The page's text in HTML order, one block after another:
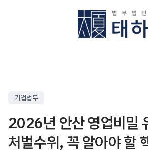
기업법무
2026년 안산 영업비밀
처벌수위, 꼭 알아야 할